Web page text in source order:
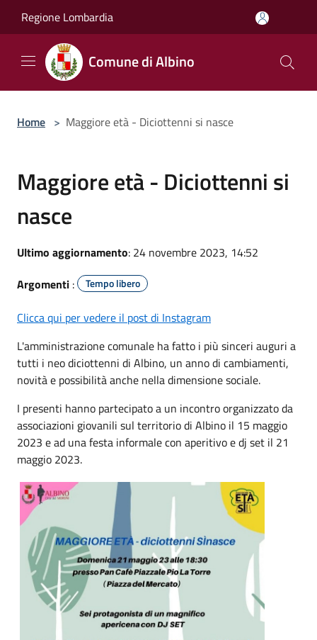
Regione Lombardia
Comune di Albino
Home > Maggiore età - Diciottenni si nasce
Maggiore età - Diciottenni si
nasce
Ultimo aggiornamento: 24 novembre 2023, 14:52
Argomenti : Tempo libero
Clicca qui per vedere il post di Instagram
L'amministrazione comunale ha fatto i più sinceri auguri a
tutti i neo diciottenni di Albino, un anno di cambiamenti,
novità e possibilità anche nella dimensione sociale.
I presenti hanno partecipato a un incontro organizzato da
associazioni giovanili sul territorio di Albino il 15 maggio
2023 e ad una festa informale con aperitivo e dj set il 21
maggio 2023.